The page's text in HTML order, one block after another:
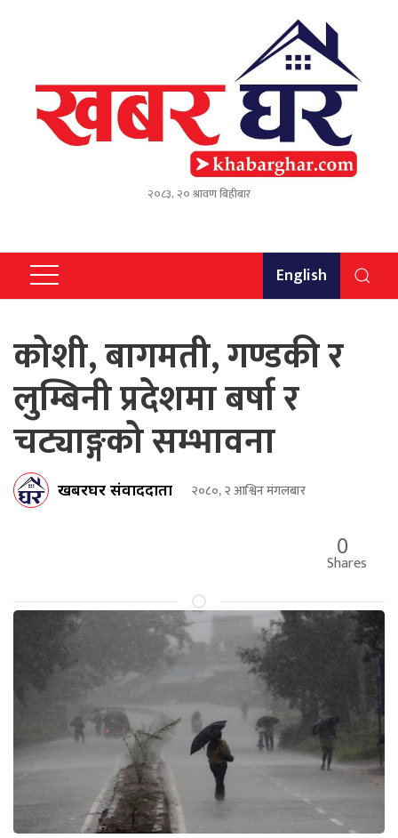
२०८३, २० श्रावण बिहीबार
English
कोशी, बागमती, गण्डकी र
लुम्बिनी प्रदेशमा बर्षा र
चट्याङ्गको सम्भावना
खबरघर संवाददाता २०८०, २ आश्विन मंगलबार
0
Shares